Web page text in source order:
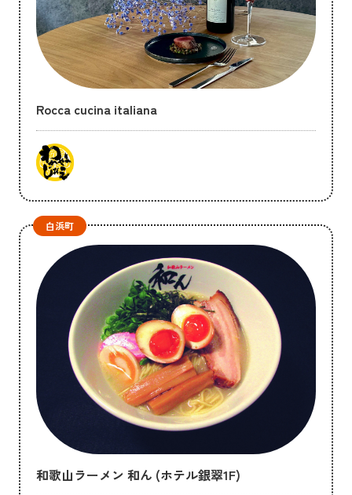
Rocca cucina italiana
白浜町
和歌山ラーメン 和ん (ホテル銀翠1F)